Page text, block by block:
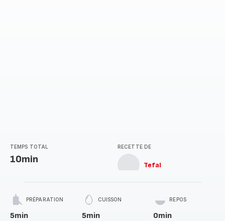
TEMPS TOTAL
10min
RECETTE DE
Tefal
PRÉPARATION
5min
CUISSON
5min
REPOS
0min